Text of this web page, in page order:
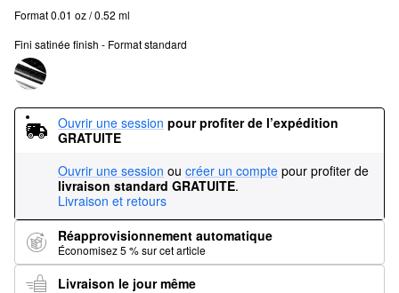
Format 0.01 oz / 0.52 ml
Fini satinée finish - Format standard
Ouvrir une session pour profiter de l’expédition
GRATUITE
Ouvrir une session ou créer un compte pour profiter de
livraison standard GRATUITE.
Livraison et retours
Réapprovisionnement automatique
Économisez 5 % sur cet article
Livraison le jour même